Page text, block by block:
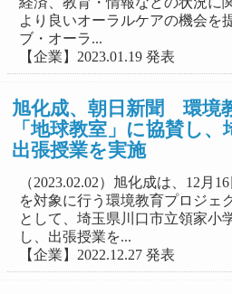
より良いオーラルケアの機会を
ブ・オーラ...
【企業】2023.01.19 発表
旭化成、朝日新聞 環境
「地球教室」に協賛し
出張授業を実施
（2023.02.02）旭化成は、12月
を対象に行う環境教育プロジェ
として、埼玉県川口市立領家小
し、出張授業を...
【企業】2022.12.27 発表